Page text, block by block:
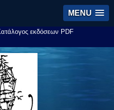
MENU
εκδόσεων PDF